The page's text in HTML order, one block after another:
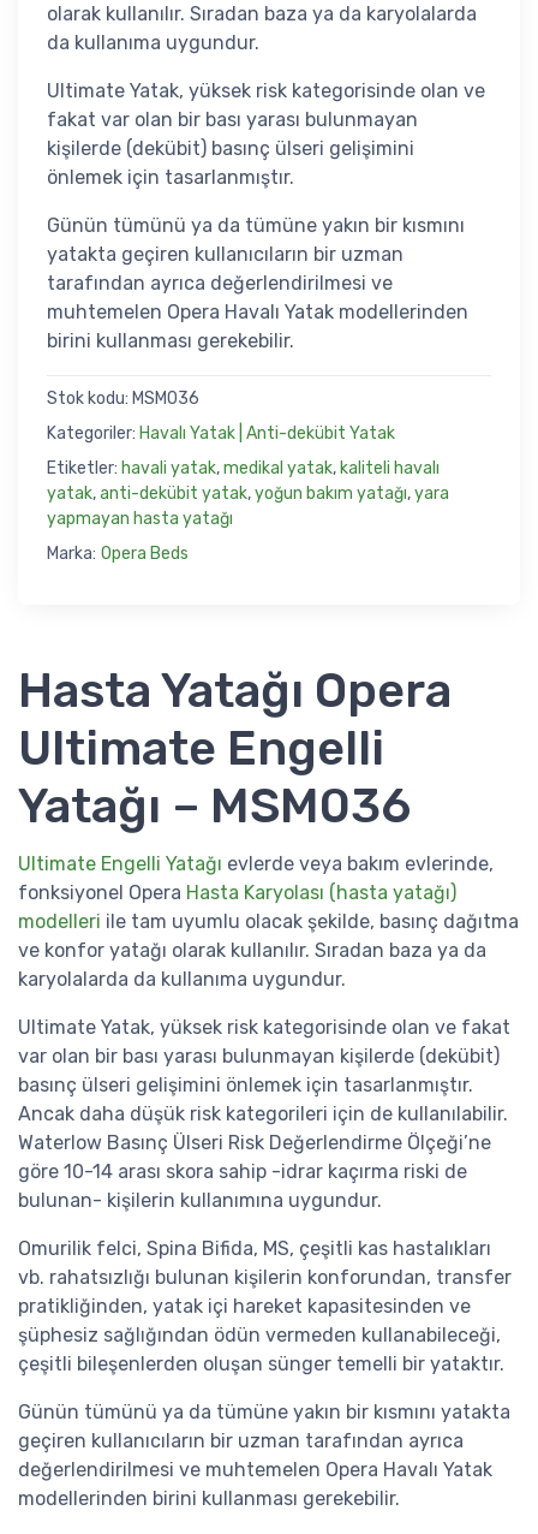
olarak kullanılır. Sıradan baza ya da karyolalarda
da kullanıma uygundur.
Ultimate Yatak, yüksek risk kategorisinde olan ve
fakat var olan bir bası yarası bulunmayan
kişilerde (dekübit) basınç ülseri gelişimini
önlemek için tasarlanmıştır.
Günün tümünü ya da tümüne yakın bir kısmını
yatakta geçiren kullanıcıların bir uzman
tarafından ayrıca değerlendirilmesi ve
muhtemelen Opera Havalı Yatak modellerinden
birini kullanması gerekebilir.
Stok kodu: MSM036
Kategoriler: Havalı Yatak | Anti-dekübit Yatak
Etiketler: havali yatak,medikal yatak, kaliteli havalı
yatak,anti-dekübit yatak,yoğun bakım yatağı,yara
yapmayan hasta yatağı
Marka: Opera Beds
Hasta Yatağı Opera
Ultimate Engelli
Yatağı – MSM036
Ultimate Engelli Yatağı evlerde veya bakım evlerinde,
fonksiyonel Opera Hasta Karyolası (hasta yatağı)
modelleri ile tam uyumlu olacak şekilde, basınç dağıtma
ve konfor yatağı olarak kullanılır. Sıradan baza ya da
karyolalarda da kullanıma uygundur.
Ultimate Yatak, yüksek risk kategorisinde olan ve fakat
var olan bir bası yarası bulunmayan kişilerde (dekübit)
basınç ülseri gelişimini önlemek için tasarlanmıştır.
Ancak daha düşük risk kategorileri için de kullanılabilir.
Waterlow Basınç Ülseri Risk Değerlendirme Ölçeği’ne
göre 10-14 arası skora sahip -idrar kaçırma riski de
bulunan- kişilerin kullanımına uygundur.
Omurilik felci, Spina Bifida, MS, çeşitli kas hastalıkları
vb. rahatsızlığı bulunan kişilerin konforundan, transfer
pratikliğinden, yatak içi hareket kapasitesinden ve
şüphesiz sağlığından ödün vermeden kullanabileceği,
çeşitli bileşenlerden oluşan sünger temelli bir yataktır.
Günün tümünü ya da tümüne yakın bir kısmını yatakta
geçiren kullanıcıların bir uzman tarafından ayrıca
değerlendirilmesi ve muhtemelen Opera Havalı Yatak
modellerinden birini kullanması gerekebilir.